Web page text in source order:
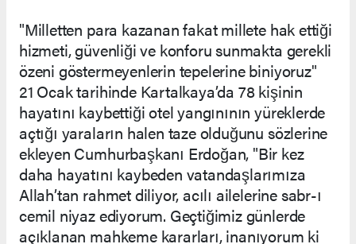
"Milletten para kazanan fakat millete hak ettiği
hizmeti, güvenliği ve konforu sunmakta gerekli
özeni göstermeyenlerin tepelerine biniyoruz"
21 Ocak tarihinde Kartalkaya’da 78 kişinin
hayatını kaybettiği otel yangınının yüreklerde
açtığı yaraların halen taze olduğunu sözlerine
ekleyen Cumhurbaşkanı Erdoğan, "Bir kez
daha hayatını kaybeden vatandaşlarımıza
Allah’tan rahmet diliyor, acılı ailelerine sabr-ı
cemil niyaz ediyorum. Geçtiğimiz günlerde
açıklanan mahkeme kararları, inanıyorum ki